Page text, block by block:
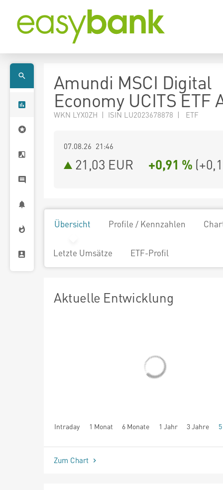
Amundi MSCI Digital
Economy UCITS ETF
WKN LYX0ZH | ISIN LU2023678878 | ETF
07.08.26 21:46
21,03 EUR +0,91 % (
Übersicht Profile / Kennzahlen
Letzte Umsätze ETF-Profil
Aktuelle Entwicklung
Intraday 1 Monat 6 Monate 1 Jahr 3 Jahre
seit Beginn
Zum Chart